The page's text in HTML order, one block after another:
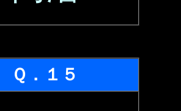
Ｑ．１５